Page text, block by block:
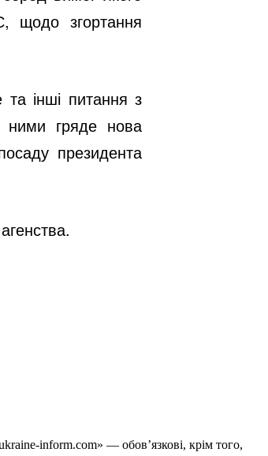
щодо згортання
та інші питання з
ними гряде нова
президента
inform.com» — обов’язкові, крім того,